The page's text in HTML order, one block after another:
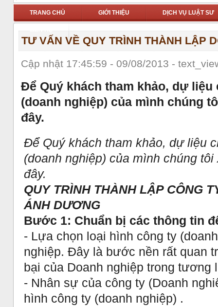
TRANG CHỦ GIỚI THIỆU DỊCH VỤ LUẬT SƯ
LIÊN HỆ
TƯ VẤN VỀ QUY TRÌNH THÀNH LẬP
Cập nhật 17:45:59 - 09/08/2013 -
Để Quý khách tham khảo, dự
(doanh nghiệp) của mình chúng
đây.
Để Quý khách tham khảo, dự liệu
(doanh nghiệp) của mình chúng
đây.
QUY TRÌNH THÀNH LẬP CÔNG
ÁNH DƯƠNG
Bước 1: Chuẩn bị các thông tin
- Lựa chọn loại hình công ty
nghiệp. Đây là bước nền rất quan
bại của Doanh nghiệp trong tương
- Nhân sự của công ty (Doanh
hình công ty (doanh nghiệp) .